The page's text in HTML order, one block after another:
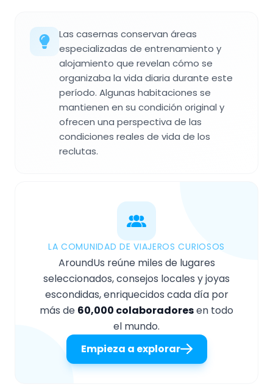
Las casernas conservan áreas
especializadas de entrenamiento y
alojamiento que revelan cómo se
organizaba la vida diaria durante este
período. Algunas habitaciones se
mantienen en su condición original y
ofrecen una perspectiva de las
condiciones reales de vida de los
reclutas.
LA COMUNIDAD DE VIAJEROS CURIOSOS
AroundUs reúne miles de lugares
seleccionados, consejos locales y joyas
escondidas, enriquecidos cada día por
más de 60,000 colaboradoresen todo
el mundo.
Empieza a explorar